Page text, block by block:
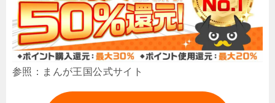
参照：まんが王国公式サイト